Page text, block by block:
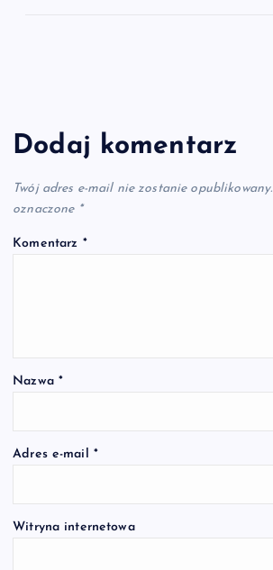
Dodaj komentarz
Twój adres e-mail nie zostanie opublikowany.
oznaczone *
Komentarz *
Nazwa *
Adres e-mail *
Witryna internetowa